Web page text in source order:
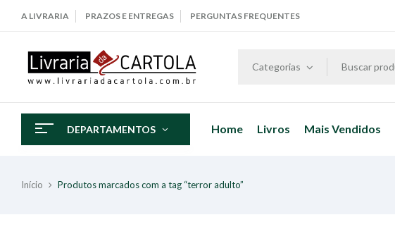
A LIVRARIA PRAZOS E ENTREGAS PERGUNTAS FREQUENTES
Categorias
DEPARTAMENTOS Home Livros Mais Vendidos
Início Produtos marcados com a tag “terror adulto”